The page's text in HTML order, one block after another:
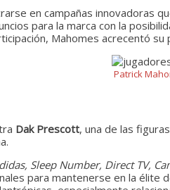
en campañas innovadoras
para la marca con la
Mahomes acrecentó
Patrick
Dak Prescott, una de las
Sleep Number, Direct TV,
para mantenerse en la élite